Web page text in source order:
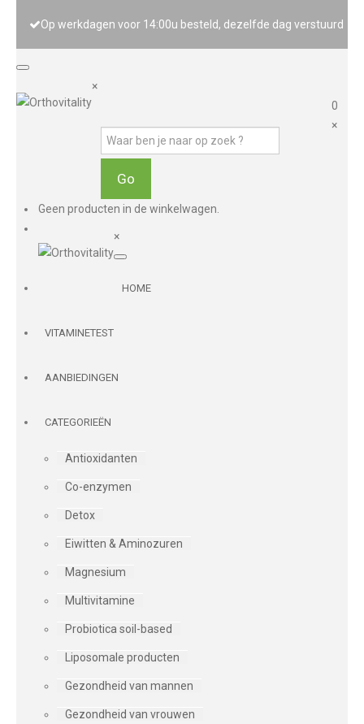
Op werkdagen voor 14:00u besteld, dezelfde dag verstuurd
×
0
×
Geen producten in de winkelwagen.
×
HOME
VITAMINETEST
AANBIEDINGEN
CATEGORIEËN
Antioxidanten
Co-enzymen
Detox
Eiwitten & Aminozuren
Magnesium
Multivitamine
Probiotica soil-based
Liposomale producten
Gezondheid van mannen
Gezondheid van vrouwen